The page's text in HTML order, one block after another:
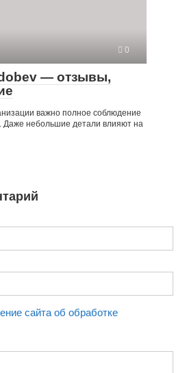
0
— отзывы,
важно полное соблюдение
Даже небольшие детали влияют на
сайта об обработке